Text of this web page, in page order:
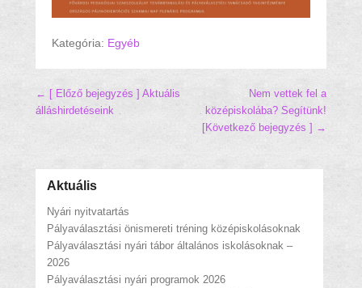
Kategória: Egyéb
Hozzászólás navigáció
← [ Előző bejegyzés ] Aktuális
álláshirdetéseink
Nem vettek fel a
középiskolába? Segítünk!
[Következő bejegyzés ] →
Aktuális
Nyári nyitvatartás
Pályaválasztási önismereti tréning középiskolásoknak
Pályaválasztási nyári tábor általános iskolásoknak –
2026
Pályaválasztási nyári programok 2026